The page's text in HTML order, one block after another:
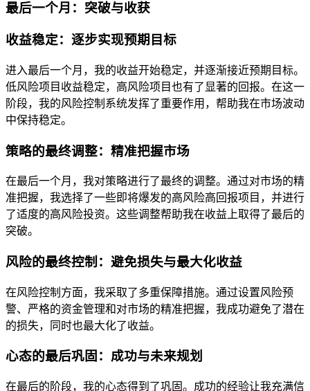
最后一个月：突破与收获
收益稳定：逐步实现预期目标
进入最后一个月，我的收益开始稳定，并逐渐接近预期目标。
低风险项目收益稳定，高风险项目也有了显著的回报。在这一
阶段，我的风险控制系统发挥了重要作用，帮助我在市场波动
中保持稳定。
策略的最终调整：精准把握市场
在最后一个月，我对策略进行了最终的调整。通过对市场的精
准把握，我选择了一些即将爆发的高风险高回报项目，并进行
了适度的高风险投资。这些调整帮助我在收益上取得了最后的
突破。
风险的最终控制：避免损失与最大化收益
在风险控制方面，我采取了多重保障措施。通过设置风险预
警、严格的资金管理和对市场的精准把握，我成功避免了潜在
的损失，同时也最大化了收益。
心态的最后巩固：成功与未来规划
在最后的阶段，我的心态得到了巩固。成功的经验让我充满信